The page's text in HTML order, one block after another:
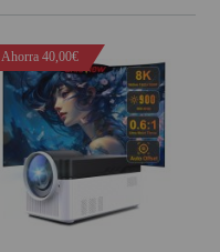
Ahorra 40,00€